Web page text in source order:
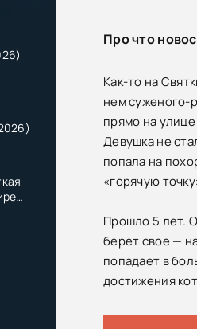
Про что
Как-то на
нем суженого-
прямо на
Девушка не
попала на
«горячую
Прошло 5 лет.
берет свое —
попадает в
достижения